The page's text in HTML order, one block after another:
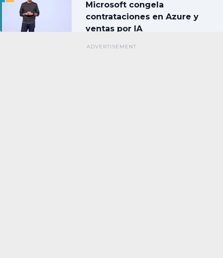
Microsoft congela
contrataciones en Azure y
ventas por IA